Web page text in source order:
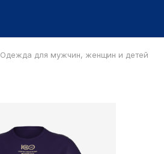
Одежда для мужчин, женщин и детей